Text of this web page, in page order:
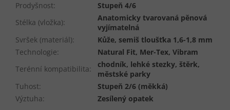
Prodyšnost:
Stupeň 4/6
Stélka (vložka):
Anatomicky tvarovaná pěnová
vyjímatelná
Svršek (materiál):
Kůže, semiš tloušťka 1,6-1,8 mm
Technologie:
Natural Fit, Mer-Tex, Vibram
Terénní kompatibilita:
chodník, lehké stezky, štěrk,
městské parky
Tuhost:
Stupeň 2/6 (měkká)
Výztuha: Zesílený opatek